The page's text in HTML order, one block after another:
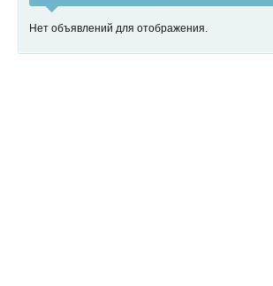
Нет объявлений для отображения.